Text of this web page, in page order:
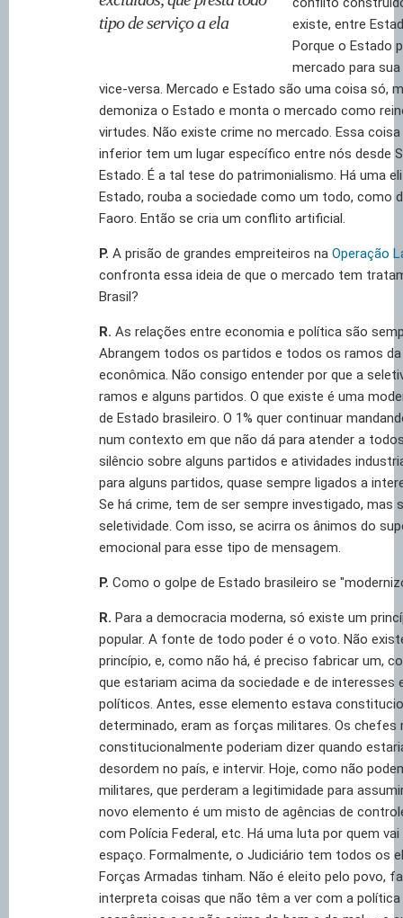
tipo de serviço a ela
existe, entre
Porque o Estado
mercado para
vice-versa. Mercado e Estado são uma coisa só,
demoniza o Estado e monta o mercado como
virtudes. Não existe crime no mercado. Essa
inferior tem um lugar específico entre nós desde
Estado. É a tal tese do patrimonialismo. Há uma
Estado, rouba a sociedade como um todo, como
Faoro. Então se cria um conflito artificial.
P. A prisão de grandes empreiteiros na Operação
confronta essa ideia de que o mercado tem
Brasil?
R. As relações entre economia e política são
Abrangem todos os partidos e todos os ramos da
econômica. Não consigo entender por que a
ramos e alguns partidos. O que existe é uma
de Estado brasileiro. O 1% quer continuar
num contexto em que não dá para atender a
silêncio sobre alguns partidos e atividades
para alguns partidos, quase sempre ligados a
Se há crime, tem de ser sempre investigado, mas
seletividade. Com isso, se acirra os ânimos do
emocional para esse tipo de mensagem.
P. Como o golpe de Estado brasileiro se
R. Para a democracia moderna, só existe um
popular. A fonte de todo poder é o voto. Não
princípio, e, como não há, é preciso fabricar um,
que estariam acima da sociedade e de interesses
políticos. Antes, esse elemento estava
determinado, eram as forças militares. Os chefes
constitucionalmente poderiam dizer quando
desordem no país, e intervir. Hoje, como não
militares, que perderam a legitimidade para
novo elemento é um misto de agências de
com Polícia Federal, etc. Há uma luta por quem
espaço. Formalmente, o Judiciário tem todos os
Forças Armadas tinham. Não é eleito pelo povo,
interpreta coisas que não têm a ver com a